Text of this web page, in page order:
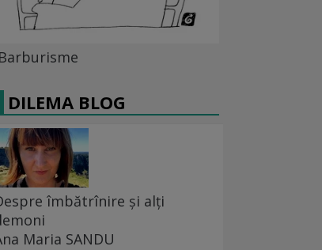
Barburisme
DILEMA BLOG
îmbătrînire și alți
Maria SANDU